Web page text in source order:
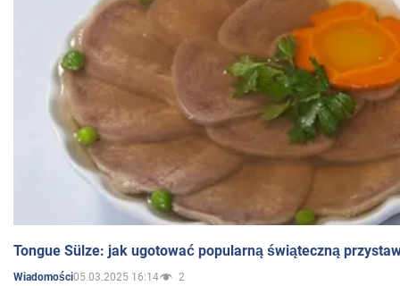
Tongue Sülze: jak ugotować popularną świąteczną
Wiadomości05.03.2025 16:14 2